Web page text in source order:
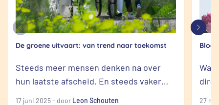
De groene uitvaart: van trend naar toekomst
Steeds meer mensen denken na over
hun laatste afscheid. En steeds vaker
17 juni 2025 - door Leon Schouten 27